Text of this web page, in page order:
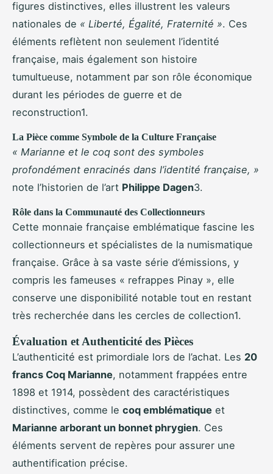
figures distinctives, elles illustrent les valeurs
nationales de « Liberté, Égalité, Fraternité ». Ces
éléments reflètent non seulement l’identité
française, mais également son histoire
tumultueuse, notamment par son rôle économique
durant les périodes de guerre et de
reconstruction1.
La Pièce comme Symbole de la Culture Française
« Marianne et le coq sont des symboles
profondément enracinés dans l’identité française, »
note l’historien de l’art Philippe Dagen3.
Rôle dans la Communauté des Collectionneurs
Cette monnaie française emblématique fascine les
collectionneurs et spécialistes de la numismatique
française. Grâce à sa vaste série d’émissions, y
compris les fameuses « refrappes Pinay », elle
conserve une disponibilité notable tout en restant
très recherchée dans les cercles de collection1.
Évaluation et Authenticité des Pièces
L’authenticité est primordiale lors de l’achat. Les 20
francs Coq Marianne, notamment frappées entre
1898 et 1914, possèdent des caractéristiques
distinctives, comme le coq emblématique et
Marianne arborant un bonnet phrygien. Ces
éléments servent de repères pour assurer une
authentification précise.